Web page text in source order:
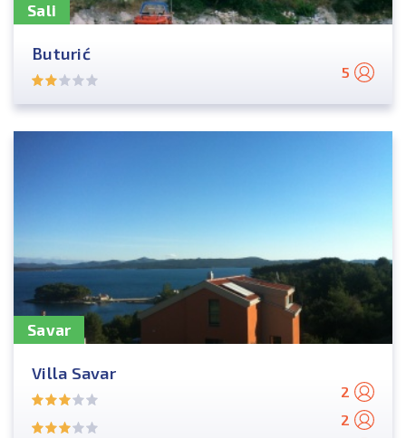
Sali
Buturić
5
Savar
Villa Savar
2
2